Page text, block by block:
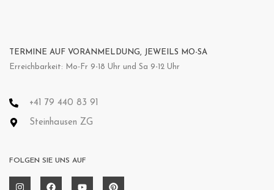
TERMINE AUF VORANMELDUNG, JEWEILS MO-SA
Erreichbarkeit: Mo-Fr 9-18 Uhr und Sa 9-12 Uhr
+41 79 440 83 91
Steinhausen ZG
FOLGEN SIE UNS AUF